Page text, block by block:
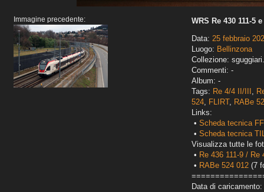
Immagine precedente:
WRS Re 430 111-5
Data: 25 febbraio
Luogo: Bellinzona
Collezione:
Commenti: -
Album: -
Tags: Re 4/4 II/III ,
524, FLIRT, RABe
Links:
• Scheda tecnica
• Scheda tecnica
Visualizza tutte le
• Re 436 111-9 / Re
• RABe 524 012 (7
Data di